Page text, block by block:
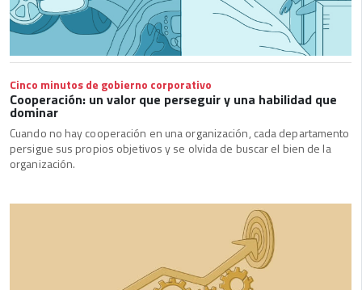
Cinco minutos de gobierno corporativo
Cooperación: un valor que perseguir y una habilidad que
dominar
Cuando no hay cooperación en una organización, cada departamento
persigue sus propios objetivos y se olvida de buscar el bien de la
organización.